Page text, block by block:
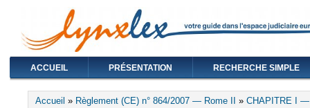
ACCUEIL PRÉSENTATION RECHERCHE SIMPLE
Vous êtes ici
Accueil » Règlement (CE) n° 864/2007 — Rome II » CHAPITRE I —